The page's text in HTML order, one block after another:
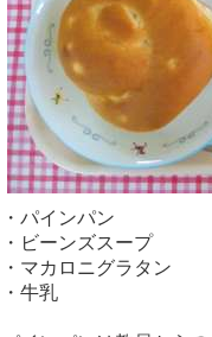
・パインパン
・ビーンズスープ
・マカロニグラタン
・牛乳